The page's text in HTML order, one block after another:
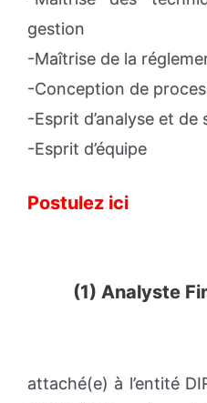
gestion
-Maîtrise de la
-Conception de
-Esprit d’analyse et de
-Esprit d’équipe
Postulez ici
(1) Analyste
attaché(e) à l’entité